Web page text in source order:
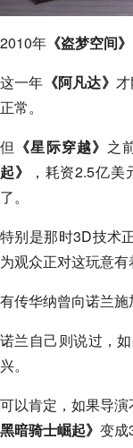
2010年 《盗梦空间》
这一年 《阿凡达》
正常。
但 《星际穿越》 之
起》
，耗资2.5亿
了。
特别是那时3D技术
为观众正对这玩意有
有传华纳曾向诺兰施
诺兰自己则说过，
兴。
可以肯定，如果导
黑暗骑士崛起》 变成